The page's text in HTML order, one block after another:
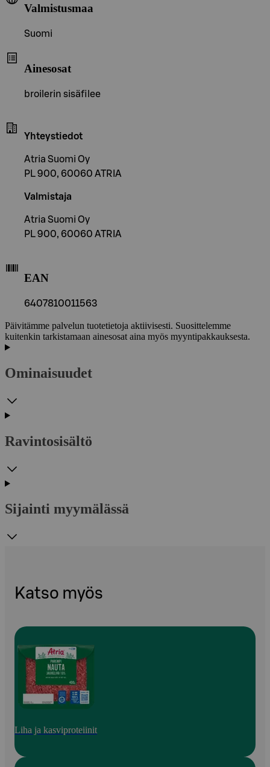
Valmistusmaa
Suomi
Ainesosat
broilerin sisäfilee
Yhteystiedot
Atria Suomi Oy
PL 900, 60060 ATRIA
Valmistaja
Atria Suomi Oy
PL 900, 60060 ATRIA
EAN
6407810011563
Päivitämme palvelun tuotetietoja aktiivisesti. Suosittelemme
kuitenkin tarkistamaan ainesosat aina myös myyntipakkauksesta.
Ominaisuudet
Ravintosisältö
Sijainti myymälässä
Katso myös
Liha ja kasviproteiinit